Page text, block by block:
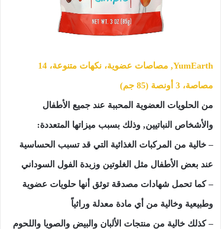
YumEarth, مصاصات عضوية، نكهات متنوعة، 14
مصاصة، 3 أونصة (85 جم)
من الحلويات العضوية المحببة عند جميع الأطفال
والأشخاص النباتيين, وذلك بسبب ميزاتها المتعددة:
– خالية من المركبات الغذائية التي قد تسبب الحساسية
عند بعض الأطفال مثل الغلوتين وزبدة الفول السوداني
– كما تحمل شهادات مصدقة توثق أنها حلويات عضوية
وطبيعية وخالية من أي مادة معدلة وراثياً
– كذلك خالية من منتجات الألبان والبيض والصويا واللحوم